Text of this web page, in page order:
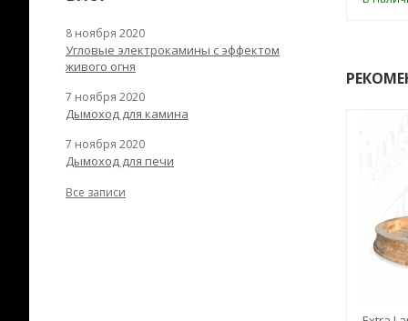
8 ноября 2020
Угловые электрокамины с эффектом
живого огня
7 ноября 2020
Дымоход для камина
7 ноября 2020
Дымоход для печи
Все записи